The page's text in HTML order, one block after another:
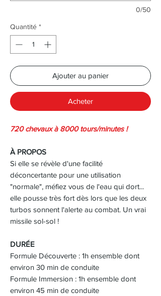
0/50
Quantité *
Ajouter au panier
Acheter
720 chevaux à 8000 tours/minutes !
À PROPOS
Si elle se révèle d'une facilité
déconcertante pour une utilisation
"normale", méfiez vous de l'eau qui dort...
elle pousse très fort dès lors que les deux
turbos sonnent l'alerte au combat. Un vrai
missile sol-sol !
DURÉE
Formule Découverte : 1h ensemble dont
environ 30 min de conduite
Formule Immersion : 1h ensemble dont
environ 45 min de conduite